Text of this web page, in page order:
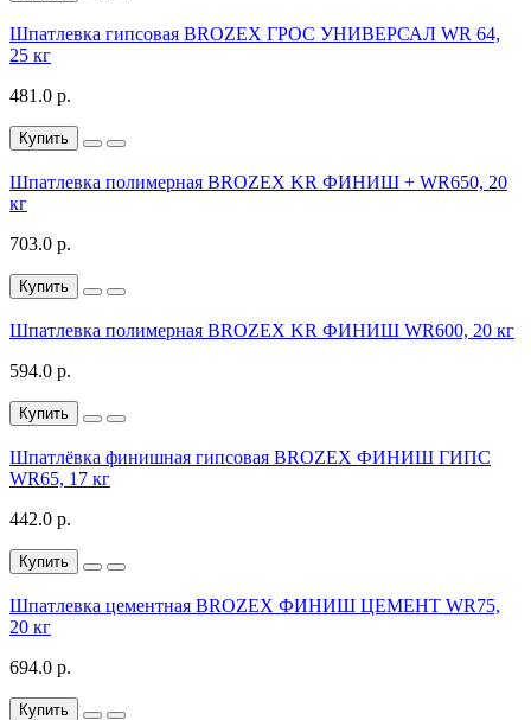
Шпатлевка гипсовая BROZEX ГРОС УНИВЕРСАЛ WR 64,
25 кг
481.0 р.
Купить
Шпатлевка полимерная BROZEX KR ФИНИШ + WR650, 20
кг
703.0 р.
Купить
Шпатлевка полимерная BROZEX KR ФИНИШ WR600, 20 кг
594.0 р.
Купить
Шпатлёвка финишная гипсовая BROZEX ФИНИШ ГИПС
WR65, 17 кг
442.0 р.
Купить
Шпатлевка цементная BROZEX ФИНИШ ЦЕМЕНТ WR75,
20 кг
694.0 р.
Купить